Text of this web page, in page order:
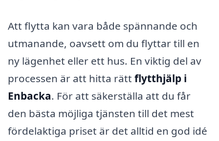
Att flytta kan vara både spännande och
utmanande, oavsett om du flyttar till en
ny lägenhet eller ett hus. En viktig del av
processen är att hitta rätt flytthjälp i
Enbacka. För att säkerställa att du får
den bästa möjliga tjänsten till det mest
fördelaktiga priset är det alltid en god idé